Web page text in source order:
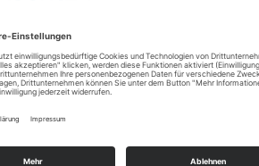
Einheit, Bürgerrechte. Was
ist jetzt zum